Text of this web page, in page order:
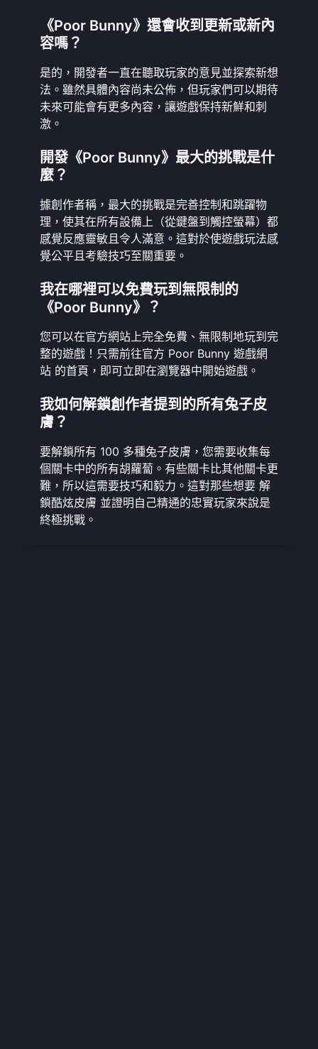
《Poor Bunny》還會收到更新或新內
容嗎？
是的，開發者一直在聽取玩家的意見並探索新想
法。雖然具體內容尚未公佈，但玩家們可以期待
未來可能會有更多內容，讓遊戲保持新鮮和刺
激。
開發《Poor Bunny》最大的挑戰是什
麼？
據創作者稱，最大的挑戰是完善控制和跳躍物
理，使其在所有設備上（從鍵盤到觸控螢幕）都
感覺反應靈敏且令人滿意。這對於使遊戲玩法感
覺公平且考驗技巧至關重要。
我在哪裡可以免費玩到無限制的
《Poor Bunny》？
您可以在官方網站上完全免費、無限制地玩到完
整的遊戲！只需前往官方 Poor Bunny 遊戲網
站 的首頁，即可立即在瀏覽器中開始遊戲。
我如何解鎖創作者提到的所有兔子皮
膚？
要解鎖所有 100 多種兔子皮膚，您需要收集每
個關卡中的所有胡蘿蔔。有些關卡比其他關卡更
難，所以這需要技巧和毅力。這對那些想要 解
鎖酷炫皮膚 並證明自己精通的忠實玩家來說是
終極挑戰。